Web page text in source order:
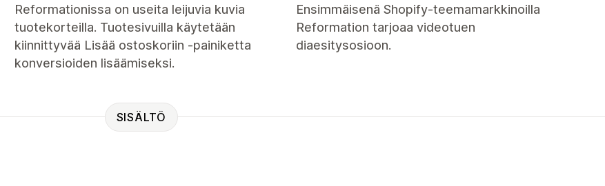
Reformationissa on useita leijuvia kuvia
tuotekorteilla. Tuotesivuilla käytetään
kiinnittyvää Lisää ostoskoriin -painiketta
konversioiden lisäämiseksi.
Ensimmäisenä Shopify-teemamarkkinoilla
Reformation tarjoaa videotuen
diaesitysosioon.
SISÄLTÖ